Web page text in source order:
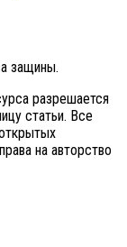
защины.
разрешается
статьи. Все
на авторство